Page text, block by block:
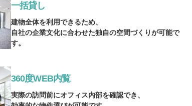
一括貸し
建物全体を利用できるため、
自社の企業文化に合わせた独自の空間づくりが可能で
す。
360度WEB内覧
実際の訪問前にオフィス内部を確認でき、